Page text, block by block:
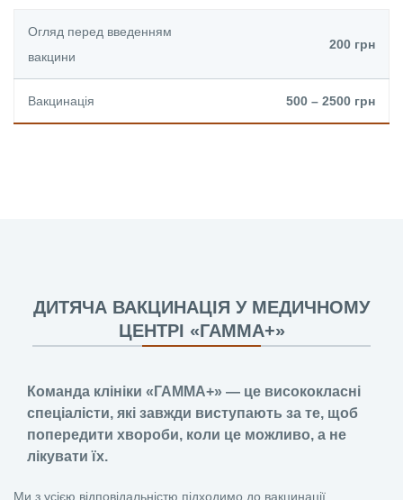
Огляд перед введенням
вакцини
200 грн
Вакцинація 500 – 2500 грн
ДИТЯЧА ВАКЦИНАЦІЯ У МЕДИЧНОМУ
ЦЕНТРІ «ГАММА+»
Команда клініки «ГАММА+» — це висококласні
спеціалісти, які завжди виступають за те, щоб
попередити хвороби, коли це можливо, а не
лікувати їх.
Ми з усією відповідальністю підходимо до вакцинації